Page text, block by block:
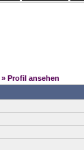
» Profil ansehen